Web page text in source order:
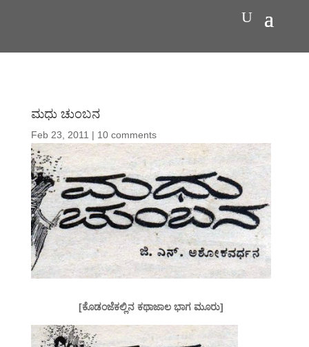
ಮಧು ಚುಂಬನ
Feb 23, 2011 | 10 comments
[ಕೊಡಂಜೆಕಲ್ಲಿನ ಕಥಾಜಾಲ ಭಾಗ ಮೂರು]